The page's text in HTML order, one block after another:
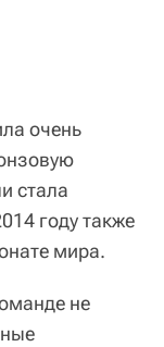
очень
стала
году также
мира.
не